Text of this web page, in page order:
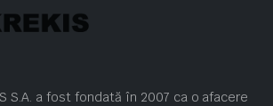
S.A. a fost fondată în 2007 ca o afacere